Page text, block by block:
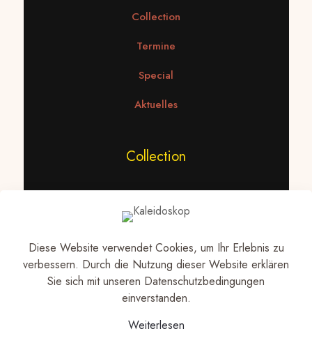
Collection
Termine
Special
Aktuelles
Collection
Statement Ketten
Ohrringe
Diese Website verwendet Cookies, um Ihr Erlebnis zu
verbessern. Durch die Nutzung dieser Website erklären
Sie sich mit unseren Datenschutzbedingungen
einverstanden.
Weiterlesen